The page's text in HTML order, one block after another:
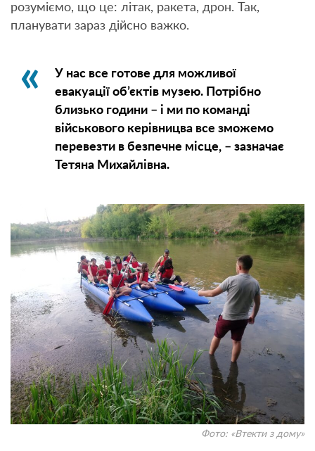
розуміємо, що це: літак, ракета, дрон. Так,
планувати зараз дійсно важко.
У нас все готове для можливої
евакуації об’єктів музею. Потрібно
близько години – і ми по команді
військового керівницва все зможемо
перевезти в безпечне місце, – зазначає
Тетяна Михайлівна.
Фото: «Втекти з дому»